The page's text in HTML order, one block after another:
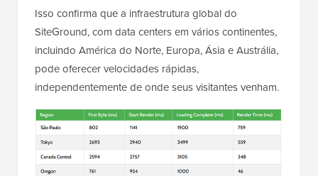
Isso confirma que a infraestrutura global do
SiteGround, com data centers em vários continentes,
incluindo América do Norte, Europa, Ásia e Austrália,
pode oferecer velocidades rápidas,
independentemente de onde seus visitantes venham.